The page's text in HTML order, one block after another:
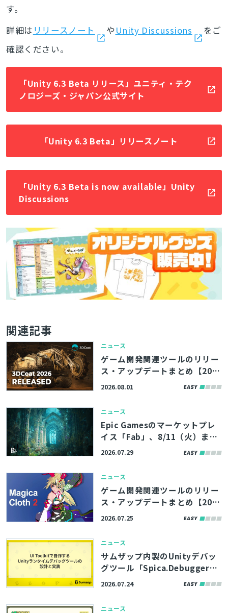
す。
詳細は リリースノート やUnity Discussions
をご
確認ください。
「Unity 6.3 Beta リリース」ユニティ・テク
ノロジーズ・ジャパン公式サイト
「Unity 6.3 Beta」リリースノート
「Unity 6.3 Beta is now available」Unity
Discussions
関連記事
ニュース
ゲーム開発関連ツールのリリー
ス・アップデートまとめ【202
6/8/1】
2026.08.01
ニュース
Epic Gamesのマーケットプレ
イス「Fab」、8/11（火）まで
の期間限定で無料コンテンツを
3製品
2026.07.29
ニュース
ゲーム開発関連ツールのリリー
ス・アップデートまとめ【202
6/7/25】
2026.07.25
ニュース
サムザップ内製のUnityデバッ
グツール「Spica.Debugger」
はUI Toolkitで構築。高い拡張
2026.07.24
ニュース
とじる
検索